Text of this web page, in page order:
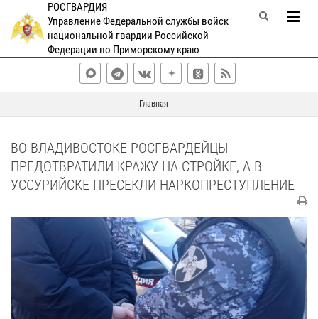
РОСГВАРДИЯ
Управление Федеральной службы войск
национальной гвардии Российской
Федерации по Приморскому краю
Главная
ВО ВЛАДИВОСТОКЕ РОСГВАРДЕЙЦЫ
ПРЕДОТВРАТИЛИ КРАЖУ НА СТРОЙКЕ, А В
УССУРИЙСКЕ ПРЕСЕКЛИ НАРКОПРЕСТУПЛЕНИЕ